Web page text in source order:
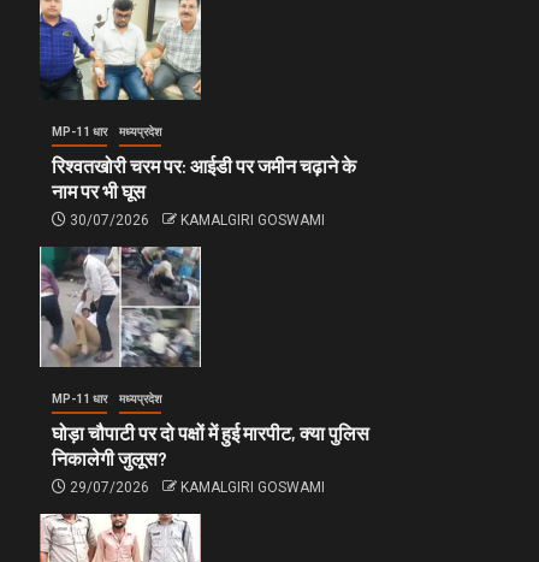
MP-11 धार मध्यप्रदेश
रिश्वतखोरी चरम पर: आईडी पर जमीन चढ़ाने के
नाम पर भी घूस
30/07/2026 KAMALGIRI GOSWAMI
MP-11 धार मध्यप्रदेश
घोड़ा चौपाटी पर दो पक्षों में हुई मारपीट, क्या पुलिस
निकालेगी जुलूस?
29/07/2026 KAMALGIRI GOSWAMI